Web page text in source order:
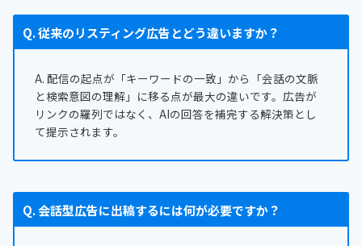
Q. 従来のリスティング広告とどう違いますか？
A. 配信の起点が「キーワードの一致」から「会話の文脈
と検索意図の理解」に移る点が最大の違いです。広告が
リンクの羅列ではなく、AIの回答を補完する解決策とし
て提示されます。
Q. 会話型広告に出稿するには何が必要ですか？